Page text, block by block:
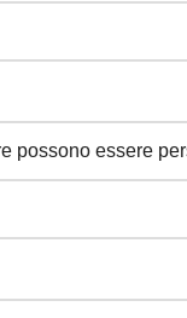
possono essere